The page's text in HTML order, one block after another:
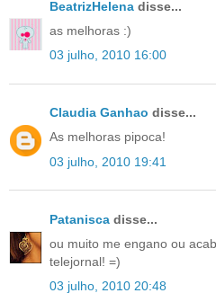
BeatrizHelena disse...
as melhoras :)
03 julho, 2010 16:00
Claudia Ganhao disse...
As melhoras pipoca!
03 julho, 2010 19:41
Patanisca disse...
ou muito me engano ou
telejornal! =)
03 julho, 2010 20:48